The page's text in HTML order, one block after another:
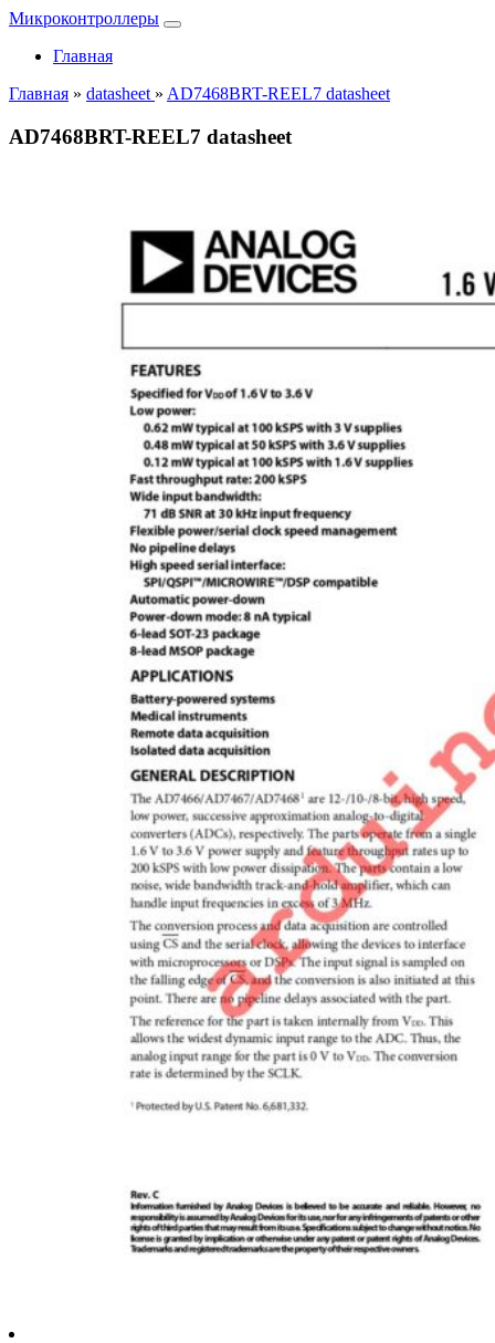
Микроконтроллеры
Главная
Главная » datasheet » AD7468BRT-REEL7 datasheet
AD7468BRT-REEL7 datasheet